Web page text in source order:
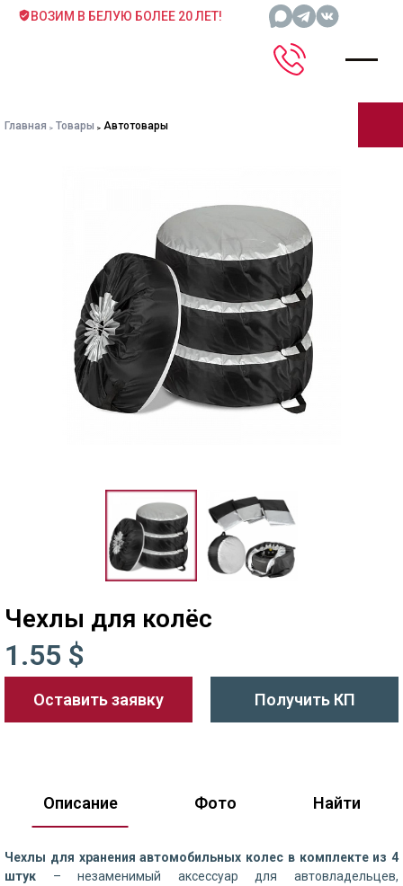
ВОЗИМ В БЕЛУЮ БОЛЕЕ 20 ЛЕТ!
Главная Товары Автотовары
Чехлы для колёс
1.55 $
Оставить заявку Получить КП
Описание Фото Найти
Чехлы для хранения автомобильных колес в комплекте из 4
штук – незаменимый аксессуар для автовладельцев,